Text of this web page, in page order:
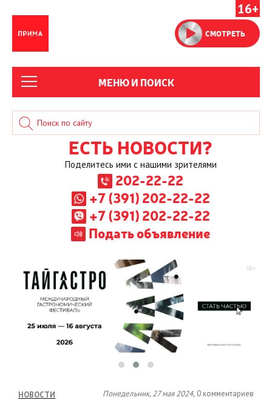
16+
СМОТРЕТЬ
МЕНЮ И ПОИСК
ЕСТЬ НОВОСТИ?
Поделитесь ими с нашими зрителями
202-22-22
+7 (391) 202-22-22
+7 (391) 202-22-22
Подать объявление
НОВОСТИ Понедельник, 27 мая 2024, 0 комментариев